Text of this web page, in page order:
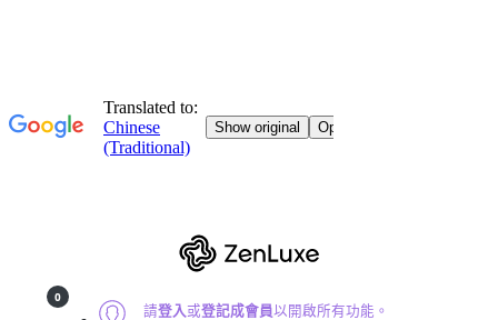
請登入或登記成會員以開啟所有功能。
0